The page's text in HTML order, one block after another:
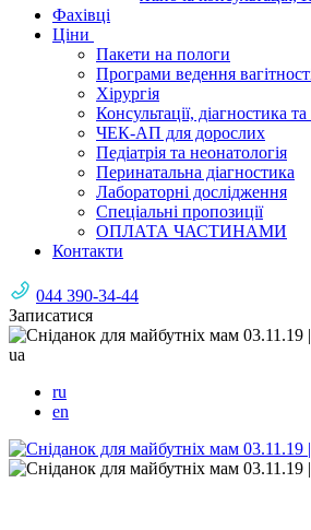
Фахівці
Ціни
Пакети на пологи
Програми ведення
Хірургія
Консультації, діагностика
ЧЕК-АП для дорослих
Педіатрія та неонатологія
Перинатальна діагностика
Лабораторні дослідження
Спеціальні пропозиції
ОПЛАТА ЧАСТИНАМИ
Контакти
044 390-34-44
Записатися
ua
ru
en